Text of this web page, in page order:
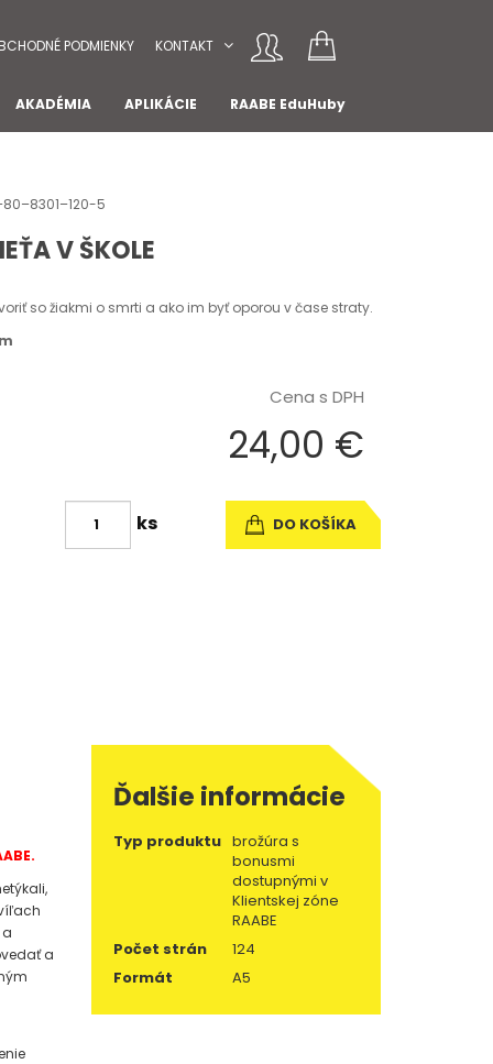
PODMIENKY KONTAKT
AKADÉMIA APLIKÁCIE RAABE EduHuby
5
V ŠKOLE
so žiakmi o smrti a ako im byť oporou v čase straty.
Cena s DPH
24,00 €
ks DO KOŠÍKA
a
Ďalšie informácie
Typ produktu brožúra s
bonusmi
dostupnými v
Klientskej zóne
RAABE
Počet strán
124
Formát
A5